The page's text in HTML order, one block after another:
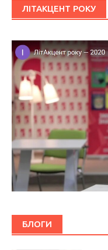
ЛІТАКЦЕНТ РОКУ
БЛОГИ